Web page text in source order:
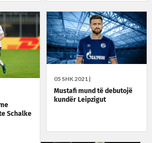
Schalke
05 SHK 2021 |
Mustafi mund të debutojë
kundër Leipzigut